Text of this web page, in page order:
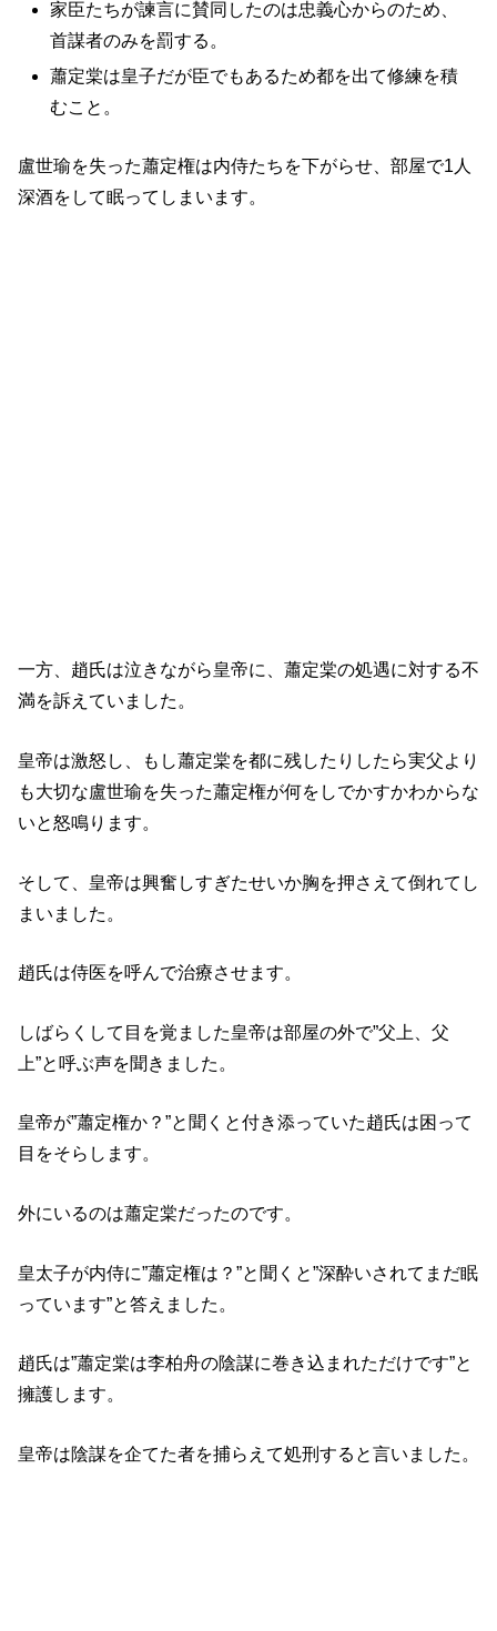
家臣たちが諫言に賛同したのは忠義心からのため、
首謀者のみを罰する。
蕭定棠は皇子だが臣でもあるため都を出て修練を積
むこと。
盧世瑜を失った蕭定権は内侍たちを下がらせ、部屋で1人
深酒をして眠ってしまいます。
一方、趙氏は泣きながら皇帝に、蕭定棠の処遇に対する不
満を訴えていました。
皇帝は激怒し、もし蕭定棠を都に残したりしたら実父より
も大切な盧世瑜を失った蕭定権が何をしでかすかわからな
いと怒鳴ります。
そして、皇帝は興奮しすぎたせいか胸を押さえて倒れてし
まいました。
趙氏は侍医を呼んで治療させます。
しばらくして目を覚ました皇帝は部屋の外で”父上、父
上”と呼ぶ声を聞きました。
皇帝が”蕭定権か？”と聞くと付き添っていた趙氏は困って
目をそらします。
外にいるのは蕭定棠だったのです。
皇太子が内侍に”蕭定権は？”と聞くと”深酔いされてまだ眠
っています”と答えました。
趙氏は”蕭定棠は李柏舟の陰謀に巻き込まれただけです”と
擁護します。
皇帝は陰謀を企てた者を捕らえて処刑すると言いました。